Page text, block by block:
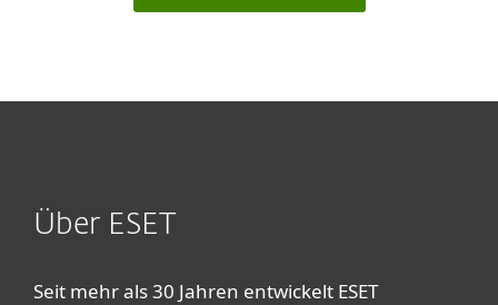
Über ESET
Seit mehr als 30 Jahren entwickelt ESET